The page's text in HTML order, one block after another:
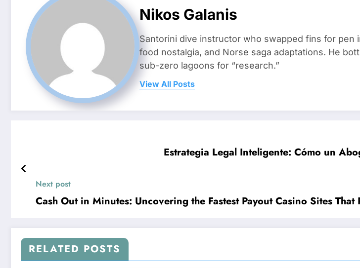
Nikos Galanis
Santorini dive instructor who swapped fins for
food nostalgia, and Norse saga adaptations. He
sub-zero lagoons for “research.”
View All Posts
Estrategia Legal Inteligente: Cómo un
Next post
Cash Out in Minutes: Uncovering the Fastest Payout Casino Sites That
RELATED POSTS